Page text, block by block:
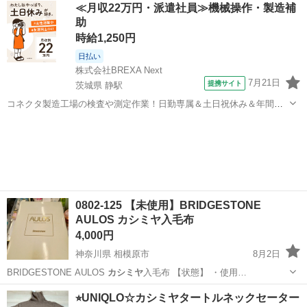
≪月収22万円・派遣社員≫機械操作・製造補
助
時給1,250円
日払い
株式会社BREXA Next
茨城県 静駅
提携サイト 7月21日
コネクタ製造工場の検査や測定作業！日勤専属＆土日祝休み＆年間休
0802-125 【未使用】BRIDGESTONE
AULOS カシミヤ入毛布
4,000円
神奈川県 相模原市
8月2日
BRIDGESTONE AULOS カシミヤ 入毛布 【状態】 ・使用…
神奈川 相模原市 商品券/ギフトカード AULOS
⭐︎UNIQLO☆カシミヤタートルネックセーター